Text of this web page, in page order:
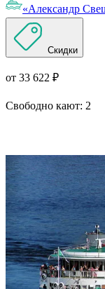
«Александр
Скидки
от 33 622 ₽
Свободно кают: 2